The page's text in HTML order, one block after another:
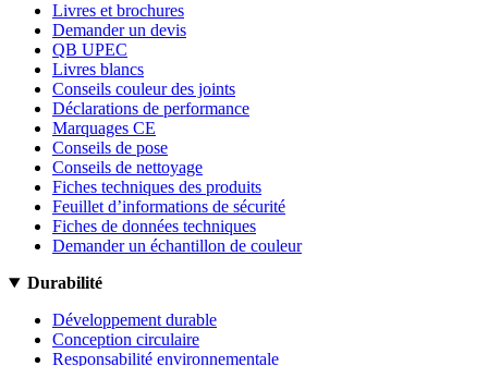
Livres et brochures
Demander un devis
QB UPEC
Livres blancs
Conseils couleur des joints
Déclarations de performance
Marquages CE
Conseils de pose
Conseils de nettoyage
Fiches techniques des produits
Feuillet d’informations de sécurité
Fiches de données techniques
Demander un échantillon de couleur
Durabilité
Développement durable
Conception circulaire
Responsabilité environnementale